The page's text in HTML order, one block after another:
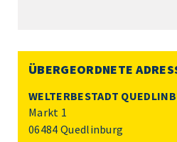
ÜBERGEORDNETE
WELTERBESTADT
Markt 1
06484 Quedlinburg